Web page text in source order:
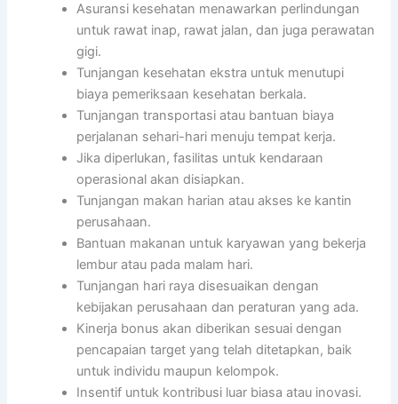
Asuransi kesehatan menawarkan perlindungan
untuk rawat inap, rawat jalan, dan juga perawatan
gigi.
Tunjangan kesehatan ekstra untuk menutupi
biaya pemeriksaan kesehatan berkala.
Tunjangan transportasi atau bantuan biaya
perjalanan sehari-hari menuju tempat kerja.
Jika diperlukan, fasilitas untuk kendaraan
operasional akan disiapkan.
Tunjangan makan harian atau akses ke kantin
perusahaan.
Bantuan makanan untuk karyawan yang bekerja
lembur atau pada malam hari.
Tunjangan hari raya disesuaikan dengan
kebijakan perusahaan dan peraturan yang ada.
Kinerja bonus akan diberikan sesuai dengan
pencapaian target yang telah ditetapkan, baik
untuk individu maupun kelompok.
Insentif untuk kontribusi luar biasa atau inovasi.